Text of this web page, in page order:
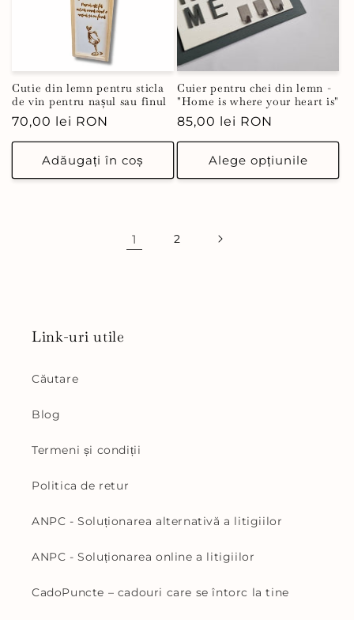
Cutie din lemn pentru sticla
de vin pentru nașul sau finul
Preț
obișnuit
70,00 lei RON
Adăugați în coș
Cuier pentru chei din lemn -
"Home is where your heart is"
Preț
obișnuit
85,00 lei RON
Alege opțiunile
1 2
Link-uri utile
Căutare
Blog
Termeni și condiții
Politica de retur
ANPC - Soluționarea alternativă a litigiilor
ANPC - Soluționarea online a litigiilor
CadoPuncte – cadouri care se întorc la tine